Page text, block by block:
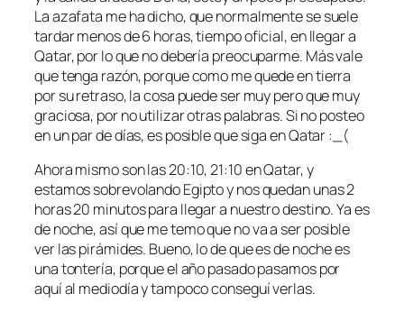
La azafata me ha dicho, que normalmente se suele
tardar menos de 6 horas, tiempo oficial, en llegar a
Qatar, por lo que no debería preocuparme. Más vale
que tenga razón, porque como me quede en tierra
por su retraso, la cosa puede ser muy pero que muy
graciosa, por no utilizar otras palabras. Si no posteo
en un par de días, es posible que siga en Qatar :_(
Ahora mismo son las 20:10, 21:10 en Qatar, y
estamos sobrevolando Egipto y nos quedan unas 2
horas 20 minutos para llegar a nuestro destino. Ya es
de noche, así que me temo que no va a ser posible
ver las pirámides. Bueno, lo de que es de noche es
una tontería, porque el año pasado pasamos por
aquí al mediodía y tampoco conseguí verlas.